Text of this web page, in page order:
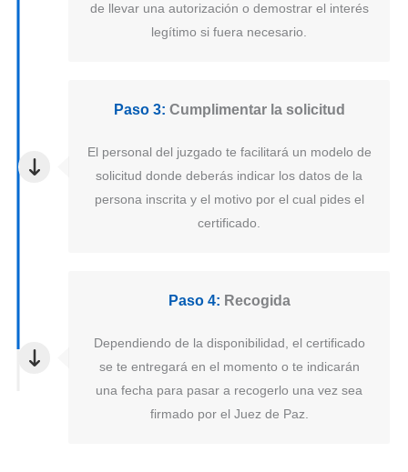
de llevar una autorización o demostrar el interés
legítimo si fuera necesario.
Paso 3: Cumplimentar la solicitud
El personal del juzgado te facilitará un modelo de
solicitud donde deberás indicar los datos de la
persona inscrita y el motivo por el cual pides el
certificado.
Paso 4: Recogida
Dependiendo de la disponibilidad, el certificado
se te entregará en el momento o te indicarán
una fecha para pasar a recogerlo una vez sea
firmado por el Juez de Paz.